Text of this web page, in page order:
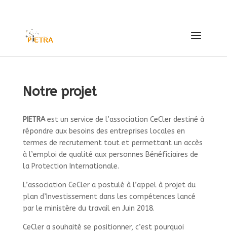
Notre projet
PIETRAest un service de l’association CeCler destiné à
répondre aux besoins des entreprises locales en
termes de recrutement tout et permettant un accès
à l’emploi de qualité aux personnes Bénéficiaires de
la Protection Internationale.
L’association CeCler a postulé à l’appel à projet du
plan d’Investissement dans les compétences lancé
par le ministère du travail en Juin 2018.
CeCler a souhaité se positionner, c’est pourquoi